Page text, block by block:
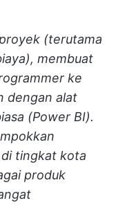
(terutama
membuat
ke
dengan alat
(Power BI).
tingkat kota
produk